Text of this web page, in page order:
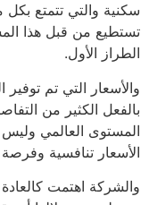
سكنية والتي تتمتع
تستطيع من قبل هذا
الطراز الأول.
والأسعار التي تم
بالفعل الكثير من
المستوى العالمي
الأسعار تنافسية
والشركة اهتمت كالعادة